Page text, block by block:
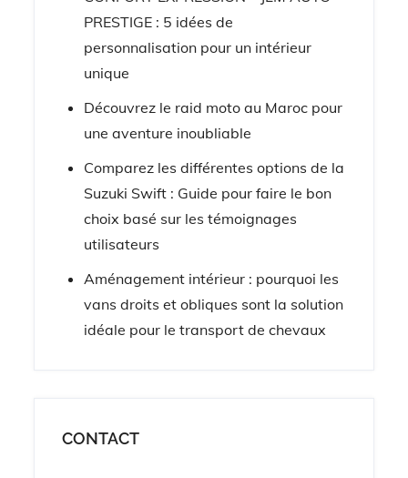
PRESTIGE : 5 idées de
personnalisation pour un intérieur
unique
Découvrez le raid moto au Maroc pour
une aventure inoubliable
Comparez les différentes options de la
Suzuki Swift : Guide pour faire le bon
choix basé sur les témoignages
utilisateurs
Aménagement intérieur : pourquoi les
vans droits et obliques sont la solution
idéale pour le transport de chevaux
CONTACT